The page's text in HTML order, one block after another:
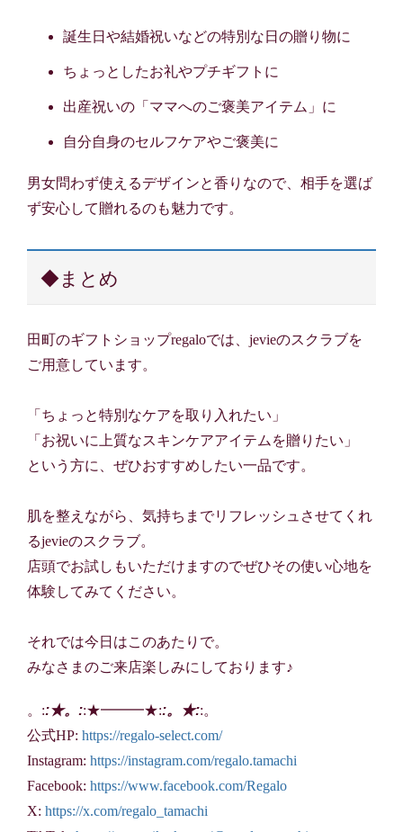
誕生日や結婚祝いなどの特別な日の贈り物に
ちょっとしたお礼やプチギフトに
出産祝いの「ママへのご褒美アイテム」に
自分自身のセルフケアやご褒美に
男女問わず使えるデザインと香りなので、相手を選ば
ず安心して贈れるのも魅力です。
◆まとめ
田町のギフトショップregaloでは、jevieのスクラブを
ご用意しています。
「ちょっと特別なケアを取り入れたい」
「お祝いに上質なスキンケアアイテムを贈りたい」
という方に、ぜひおすすめしたい一品です。
肌を整えながら、気持ちまでリフレッシュさせてくれ
るjevieのスクラブ。
店頭でお試しもいただけますのでぜひその使い心地を
体験してみてください。
それでは今日はこのあたりで。
みなさまのご来店楽しみにしております♪
。::★。::★━━━★::。★::。
公式HP: https://regalo-select.com/
Instagram: https://instagram.com/regalo.tamachi
Facebook: https://www.facebook.com/Regalo
X: https://x.com/regalo_tamachi